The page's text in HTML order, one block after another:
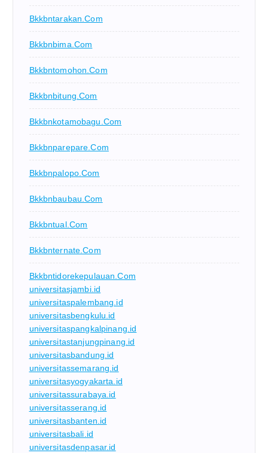
Bkkbntarakan.com
Bkkbnbima.com
Bkkbntomohon.com
Bkkbnbitung.com
Bkkbnkotamobagu.com
Bkkbnparepare.com
Bkkbnpalopo.com
Bkkbnbaubau.com
Bkkbntual.com
Bkkbnternate.com
Bkkbntidorekepulauan.com
universitasjambi.id
universitaspalembang.id
universitasbengkulu.id
universitaspangkalpinang.id
universitastanjungpinang.id
universitasbandung.id
universitassemarang.id
universitasyogyakarta.id
universitassurabaya.id
universitasserang.id
universitasbanten.id
universitasbali.id
universitasdenpasar.id